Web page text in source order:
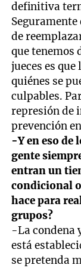
definitiva
de
que tenemos
jueces es
quiénes se
culpables.
represión de
prevención
-Y en eso de
gente
entran un
condicional o
hace para
grupos?
-La condena
está
se pretenda